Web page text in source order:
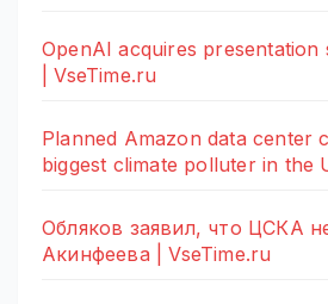
OpenAI acquires presentation
| VseTime.ru
Planned Amazon data center
biggest climate polluter in the
Обляков заявил, что ЦСКА
Акинфеева | VseTime.ru